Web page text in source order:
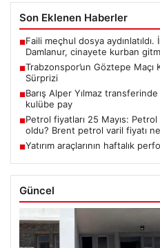
Son Eklenen Haberler
■Faili meçhul dosya
Damlanur, cinayete kurban
■Trabzonspor’un Göztepe
Sürprizi
■Barış Alper Yılmaz
kulübe pay
■Petrol fiyatları 25 Mayıs:
oldu? Brent petrol varil fiyatı
■Yatırım araçlarının haftalık
Güncel